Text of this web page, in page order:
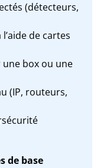
(détecteurs,
de cartes
box ou une
(IP, routeurs,
de base